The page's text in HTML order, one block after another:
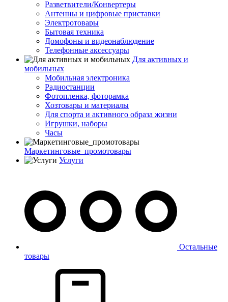
Разветвители/Конвертеры
Антенны и цифровые приставки
Электротовары
Бытовая техника
Домофоны и видеонаблюдение
Телефонные аксессуары
Для активных и
мобильных
Мобильная электроника
Радиостанции
Фотопленка, фоторамка
Хозтовары и материалы
Для спорта и активного образа жизни
Игрушки, наборы
Часы
Маркетинговые_промотовары
Услуги
Остальные
товары